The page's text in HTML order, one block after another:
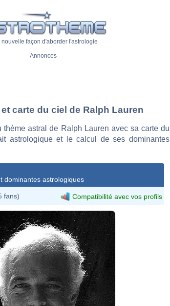
nouvelle façon d'aborder l'astrologie
Annonces
carte du ciel de Ralph Lauren
thème astral de Ralph Lauren avec sa carte du
astrologique et le calcul de ses dominantes
dominantes astrologiques
fans) Compatibilité avec vos profils